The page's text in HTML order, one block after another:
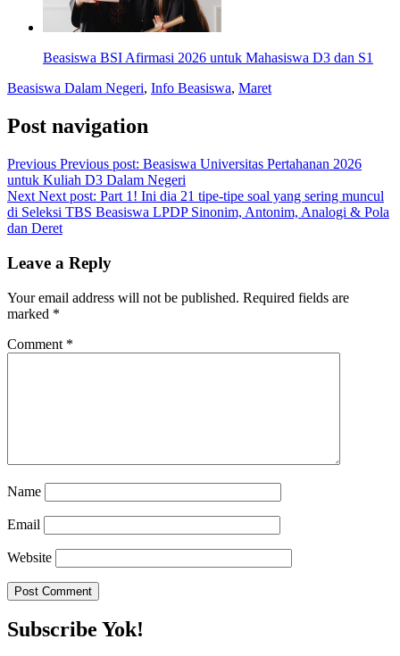
Beasiswa BSI Afirmasi 2026 untuk Mahasiswa D3 dan S1
Beasiswa Dalam Negeri, Info Beasiswa, Maret
Post navigation
Previous Previous post: Beasiswa Universitas Pertahanan 2026
untuk Kuliah D3 Dalam Negeri
Next Next post: Part 1! Ini dia 21 tipe-tipe soal yang sering muncul
di Seleksi TBS Beasiswa LPDP Sinonim, Antonim, Analogi & Pola
dan Deret
Leave a Reply
Your email address will not be published. Required fields are
marked *
Comment *
Name
Email
Website
Subscribe Yok!